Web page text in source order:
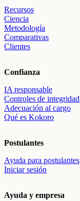
Recursos
Ciencia
Metodología
Comparativas
Clientes
Confianza
IA responsable
Controles de integridad
Adecuación al cargo
Qué es Kokoro
Postulantes
Ayuda para postulantes
Iniciar sesión
Ayuda y empresa